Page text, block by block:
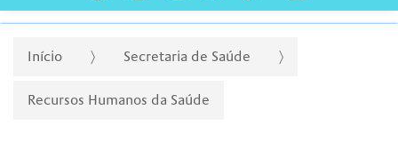
Início Secretaria de Saúde
Recursos Humanos da Saúde